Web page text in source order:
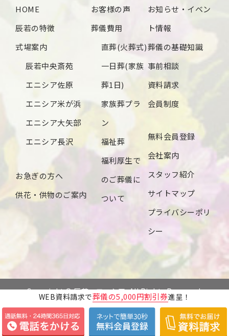
WEB資料請求で葬儀の5,000円割引券進呈！
2024年4月
2024年3月
2024年1月
2023年12月
2023年8月
2023年7月
2023年6月
HOME
辰若の特徴
式場案内
辰若中央斎苑
エニシア佐原
エニシア米が浜
エニシア大矢部
エニシア長沢
お急ぎの方へ
供花・供物のご案内
お客様の声
葬儀費用
直葬(火葬式)
一日葬(家族
葬1日)
家族葬プラ
ン
福祉葬
福利厚生で
のご葬儀に
ついて
お知らせ・イベン
ト情報
葬儀の基礎知識
事前相談
資料請求
会員制度
無料会員登録
会社案内
スタッフ紹介
サイトマップ
プライバシーポリ
シー
Copyright © 辰若・エニシア. All Rights Reserved.